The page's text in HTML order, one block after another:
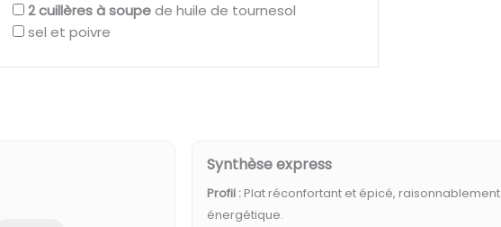
2cuillères à soupede huile de tournesol
sel et poivre
Synthèse express
Profil :Plat réconfortant et épicé, raisonnablement
énergétique.